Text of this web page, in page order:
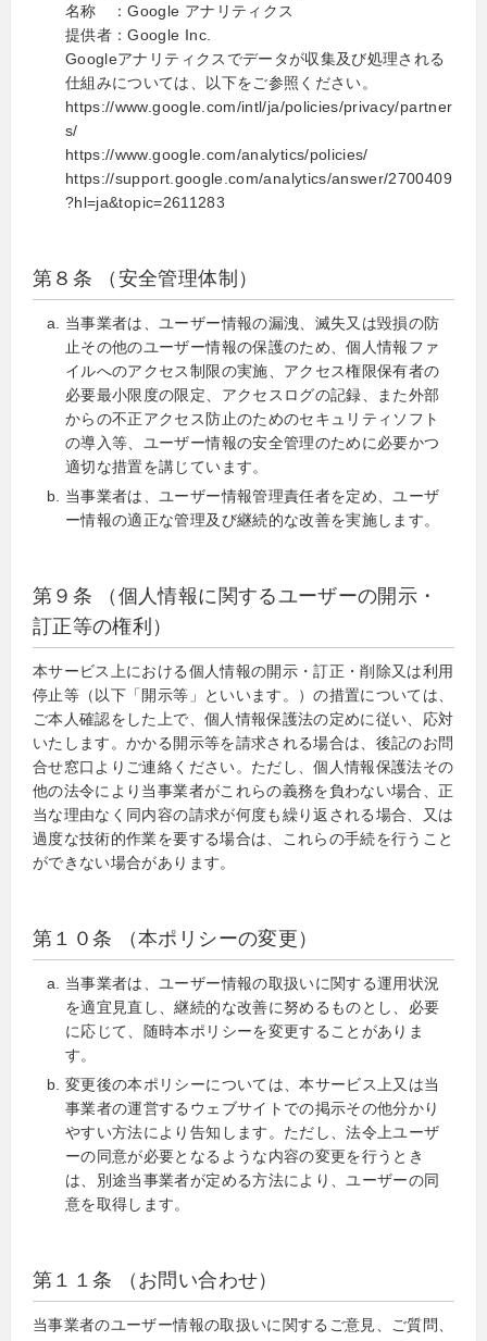
名称 ：Google アナリティクス
提供者：Google Inc.
Googleアナリティクスでデータが収集及び処理される
仕組みについては、以下をご参照ください。
https://www.google.com/intl/ja/policies/privacy/partner
s/
https://www.google.com/analytics/policies/
https://support.google.com/analytics/answer/2700409
?hl=ja&topic=2611283
第８条 （安全管理体制）
当事業者は、ユーザー情報の漏洩、滅失又は毀損の防
止その他のユーザー情報の保護のため、個人情報ファ
イルへのアクセス制限の実施、アクセス権限保有者の
必要最小限度の限定、アクセスログの記録、また外部
からの不正アクセス防止のためのセキュリティソフト
の導入等、ユーザー情報の安全管理のために必要かつ
適切な措置を講じています。
当事業者は、ユーザー情報管理責任者を定め、ユーザ
ー情報の適正な管理及び継続的な改善を実施します。
第９条 （個人情報に関するユーザーの開示・
訂正等の権利）
本サービス上における個人情報の開示・訂正・削除又は利用
停止等（以下「開示等」といいます。）の措置については、
ご本人確認をした上で、個人情報保護法の定めに従い、応対
いたします。かかる開示等を請求される場合は、後記のお問
合せ窓口よりご連絡ください。ただし、個人情報保護法その
他の法令により当事業者がこれらの義務を負わない場合、正
当な理由なく同内容の請求が何度も繰り返される場合、又は
過度な技術的作業を要する場合は、これらの手続を行うこと
ができない場合があります。
第１０条 （本ポリシーの変更）
当事業者は、ユーザー情報の取扱いに関する運用状況
を適宜見直し、継続的な改善に努めるものとし、必要
に応じて、随時本ポリシーを変更することがありま
す。
変更後の本ポリシーについては、本サービス上又は当
事業者の運営するウェブサイトでの掲示その他分かり
やすい方法により告知します。ただし、法令上ユーザ
ーの同意が必要となるような内容の変更を行うとき
は、別途当事業者が定める方法により、ユーザーの同
意を取得します。
第１１条 （お問い合わせ）
当事業者のユーザー情報の取扱いに関するご意見、ご質問、